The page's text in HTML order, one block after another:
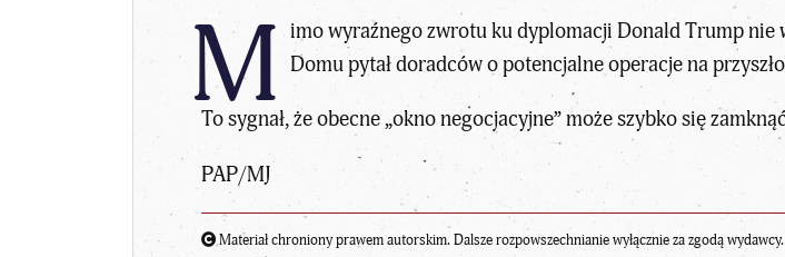
M imo wyraźnego zwrotu ku dyplomacji Donald Trump
Domu pytał doradców o potencjalne operacje na
To sygnał, że obecne „okno negocjacyjne” może szybko się
PAP/MJ
Materiał chroniony prawem autorskim. Dalsze rozpowszechnianie wyłącznie za zgodą wydawcy.